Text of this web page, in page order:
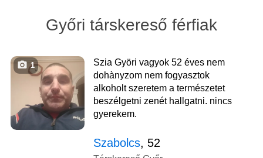
Győri társkereső férfiak
1
Szia Györi vagyok 52 éves nem
dohànyzom nem fogyasztok
alkoholt szeretem a természetet
beszélgetni zenét hallgatni. nincs
gyerekem.
Szabolcs, 52